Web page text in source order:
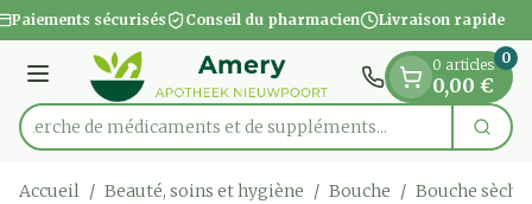
Aller au contenu
1 de 1
Paiements sécurisés Conseil du pharmacien Livraison rapide
Menu
Rechercher
Recherche de médicaments et de suppléme
0 articles
0,00 €
0
Accueil / Beauté, soins et hygiène / Bouche / Bouche sèche